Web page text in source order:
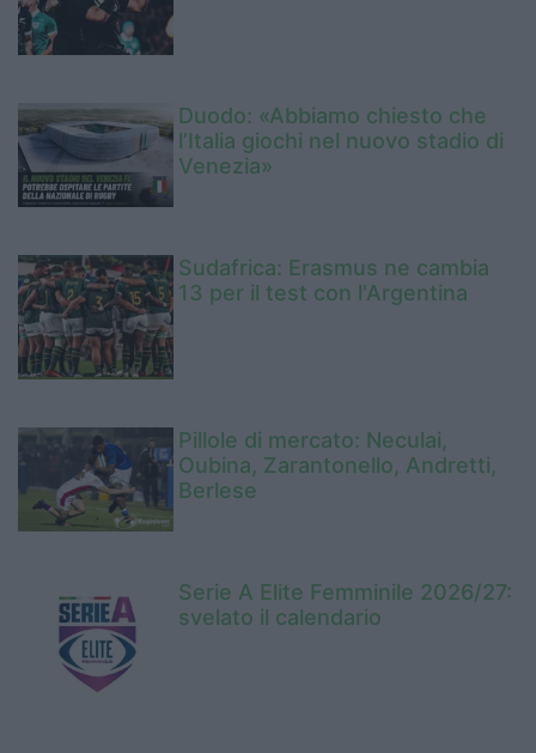
Duodo: «Abbiamo chiesto che
l’Italia giochi nel nuovo stadio di
Venezia»
Sudafrica: Erasmus ne cambia
13 per il test con l'Argentina
Pillole di mercato: Neculai,
Oubina, Zarantonello, Andretti,
Berlese
Serie A Elite Femminile 2026/27:
svelato il calendario